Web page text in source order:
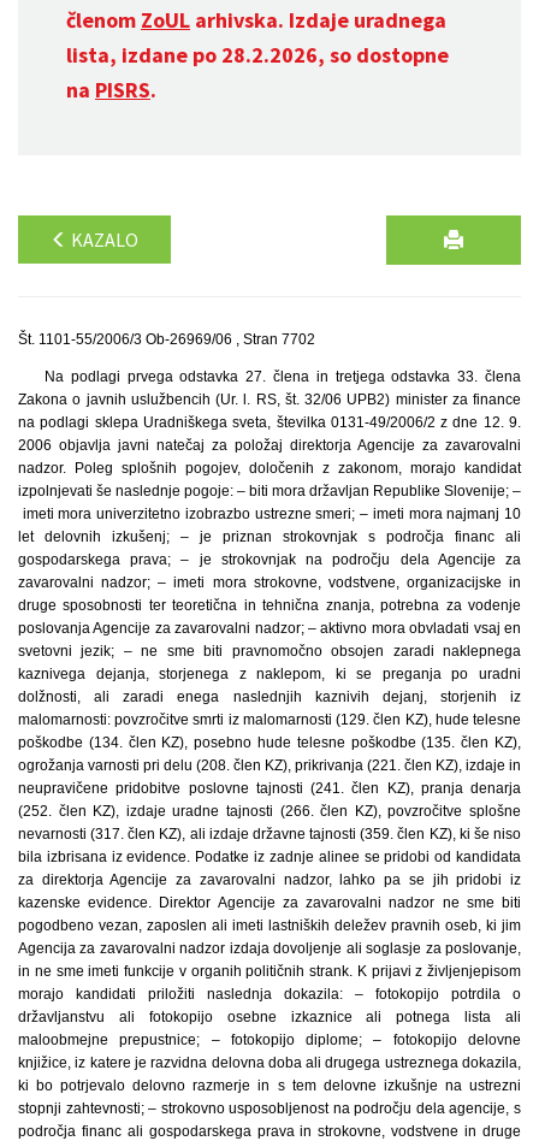
členom ZoUL arhivska. Izdaje uradnega
lista, izdane po 28.2.2026, so dostopne
na PISRS.
KAZALO
Št. 1101-55/2006/3 Ob-26969/06 , Stran 7702
Na podlagi prvega odstavka 27. člena in tretjega odstavka 33. člena
Zakona o javnih uslužbencih (Ur. l. RS, št. 32/06 UPB2) minister za finance
na podlagi sklepa Uradniškega sveta, številka 0131-49/2006/2 z dne 12. 9.
2006 objavlja javni natečaj za položaj direktorja Agencije za zavarovalni
nadzor. Poleg splošnih pogojev, določenih z zakonom, morajo kandidat
izpolnjevati še naslednje pogoje: – biti mora državljan Republike Slovenije; –
imeti mora univerzitetno izobrazbo ustrezne smeri; – imeti mora najmanj 10
let delovnih izkušenj; – je priznan strokovnjak s področja financ ali
gospodarskega prava; – je strokovnjak na področju dela Agencije za
zavarovalni nadzor; – imeti mora strokovne, vodstvene, organizacijske in
druge sposobnosti ter teoretična in tehnična znanja, potrebna za vodenje
poslovanja Agencije za zavarovalni nadzor; – aktivno mora obvladati vsaj en
svetovni jezik; – ne sme biti pravnomočno obsojen zaradi naklepnega
kaznivega dejanja, storjenega z naklepom, ki se preganja po uradni
dolžnosti, ali zaradi enega naslednjih kaznivih dejanj, storjenih iz
malomarnosti: povzročitve smrti iz malomarnosti (129. člen KZ), hude telesne
poškodbe (134. člen KZ), posebno hude telesne poškodbe (135. člen KZ),
ogrožanja varnosti pri delu (208. člen KZ), prikrivanja (221. člen KZ), izdaje in
neupravičene pridobitve poslovne tajnosti (241. člen KZ), pranja denarja
(252. člen KZ), izdaje uradne tajnosti (266. člen KZ), povzročitve splošne
nevarnosti (317. člen KZ), ali izdaje državne tajnosti (359. člen KZ), ki še niso
bila izbrisana iz evidence. Podatke iz zadnje alinee se pridobi od kandidata
za direktorja Agencije za zavarovalni nadzor, lahko pa se jih pridobi iz
kazenske evidence. Direktor Agencije za zavarovalni nadzor ne sme biti
pogodbeno vezan, zaposlen ali imeti lastniških deležev pravnih oseb, ki jim
Agencija za zavarovalni nadzor izdaja dovoljenje ali soglasje za poslovanje,
in ne sme imeti funkcije v organih političnih strank. K prijavi z življenjepisom
morajo kandidati priložiti naslednja dokazila: – fotokopijo potrdila o
državljanstvu ali fotokopijo osebne izkaznice ali potnega lista ali
maloobmejne prepustnice; – fotokopijo diplome; – fotokopijo delovne
knjižice, iz katere je razvidna delovna doba ali drugega ustreznega dokazila,
ki bo potrjevalo delovno razmerje in s tem delovne izkušnje na ustrezni
stopnji zahtevnosti; – strokovno usposobljenost na področju dela agencije, s
področja financ ali gospodarskega prava in strokovne, vodstvene in druge